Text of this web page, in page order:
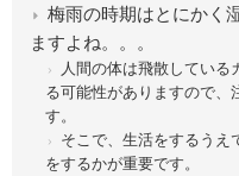
梅雨の時期はとにかく
ますよね。。。
人間の体は飛散している
る可能性がありますので
す。
そこで、生活をするうえ
をするかが重要です。